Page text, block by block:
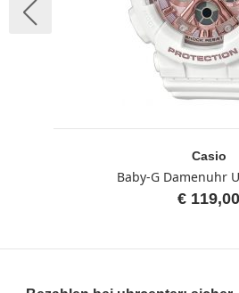
Casio
Baby-G Damenuhr
€ 119,00